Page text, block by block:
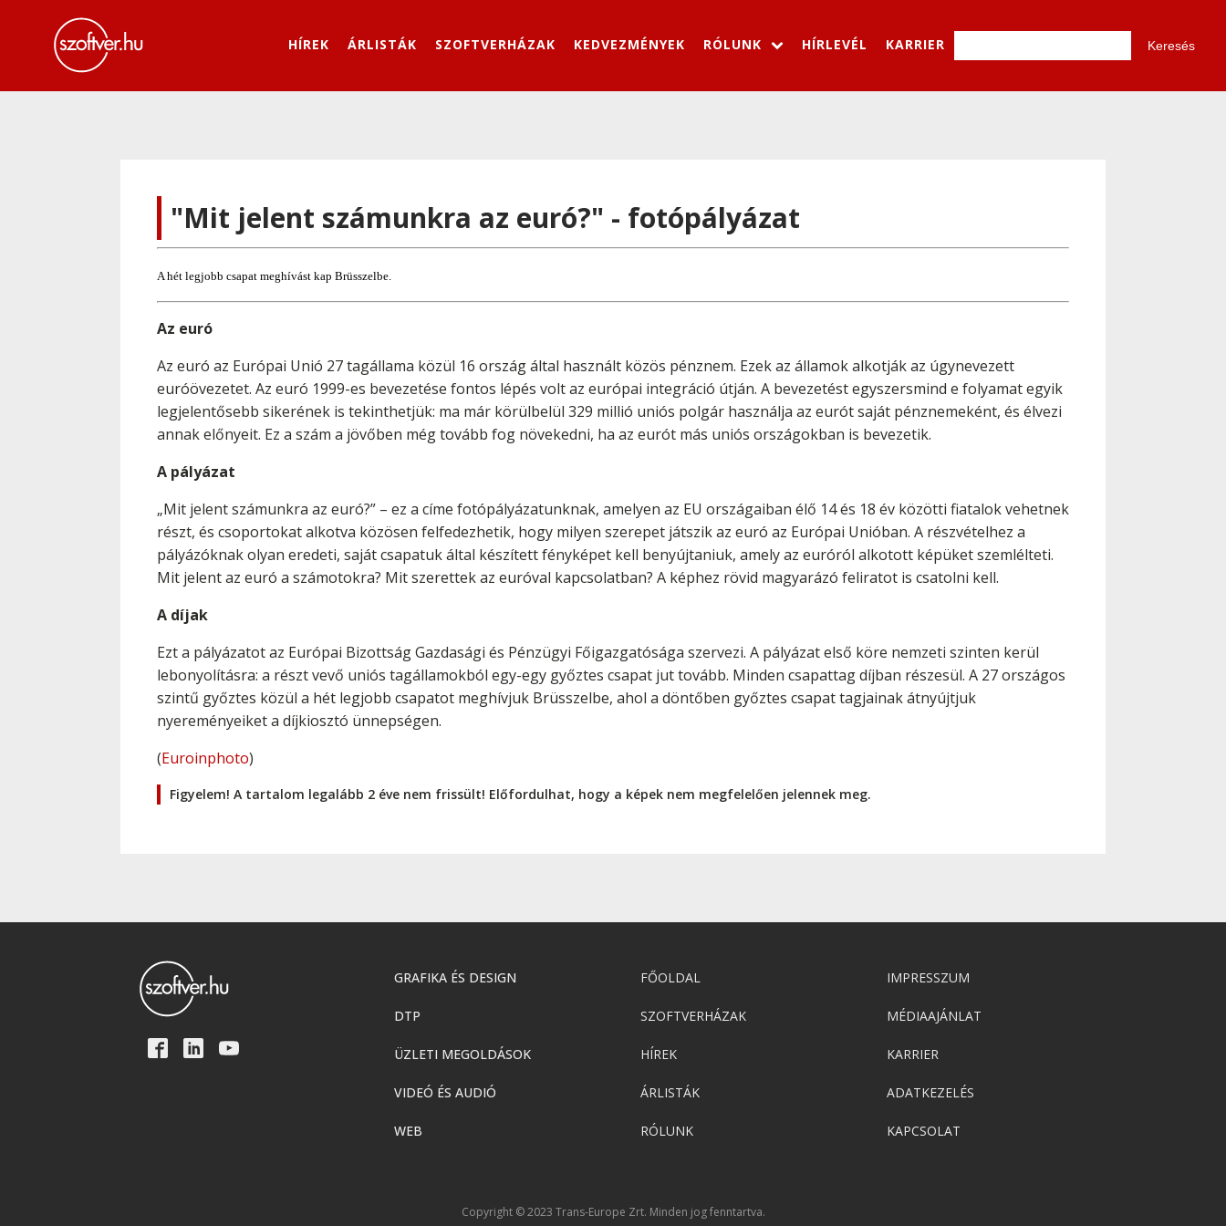
HÍREK ÁRLISTÁK SZOFTVERHÁZAK KEDVEZMÉNYEK RÓLUNK HÍRLEVÉL KARRIER
"Mit jelent számunkra az euró?" - fotópályázat
A hét legjobb csapat meghívást kap Brüsszelbe.
Az euró
Az euró az Európai Unió 27 tagállama közül 16 ország által használt közös pénznem. Ezek az államok alkotják az úgynevezett
euróövezetet. Az euró 1999-es bevezetése fontos lépés volt az európai integráció útján. A bevezetést egyszersmind e folyamat egyik
legjelentősebb sikerének is tekinthetjük: ma már körülbelül 329 millió uniós polgár használja az eurót saját pénznemeként, és élvezi
annak előnyeit. Ez a szám a jövőben még tovább fog növekedni, ha az eurót más uniós országokban is bevezetik.
A pályázat
„Mit jelent számunkra az euró?” – ez a címe fotópályázatunknak, amelyen az EU országaiban élő 14 és 18 év közötti fiatalok vehetnek
részt, és csoportokat alkotva közösen felfedezhetik, hogy milyen szerepet játszik az euró az Európai Unióban. A részvételhez a
pályázóknak olyan eredeti, saját csapatuk által készített fényképet kell benyújtaniuk, amely az euróról alkotott képüket szemlélteti.
Mit jelent az euró a számotokra? Mit szerettek az euróval kapcsolatban? A képhez rövid magyarázó feliratot is csatolni kell.
A díjak
Ezt a pályázatot az Európai Bizottság Gazdasági és Pénzügyi Főigazgatósága szervezi. A pályázat első köre nemzeti szinten kerül
lebonyolításra: a részt vevő uniós tagállamokból egy-egy győztes csapat jut tovább. Minden csapattag díjban részesül. A 27 országos
szintű győztes közül a hét legjobb csapatot meghívjuk Brüsszelbe, ahol a döntőben győztes csapat tagjainak átnyújtjuk
nyereményeiket a díjkiosztó ünnepségen.
(Euroinphoto)
Figyelem! A tartalom legalább 2 éve nem frissült! Előfordulhat, hogy a képek nem megfelelően jelennek meg.
GRAFIKA ÉS DESIGN
DTP
ÜZLETI MEGOLDÁSOK
VIDEÓ ÉS AUDIÓ
WEB
FŐOLDAL
SZOFTVERHÁZAK
HÍREK
ÁRLISTÁK
RÓLUNK
IMPRESSZUM
MÉDIAAJÁNLAT
KARRIER
ADATKEZELÉS
KAPCSOLAT
Copyright © 2023 Trans-Europe Zrt. Minden jog fenntartva.